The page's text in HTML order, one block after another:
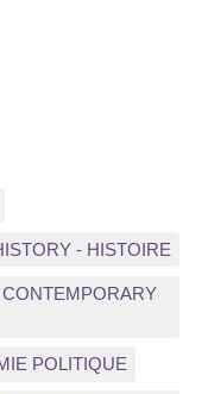
- HISTOIRE
POLITIQUE